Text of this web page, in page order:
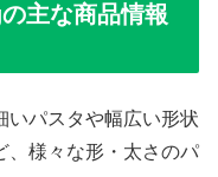
主な商品情報
いパスタや幅広い形状
、様々な形・太さのパ